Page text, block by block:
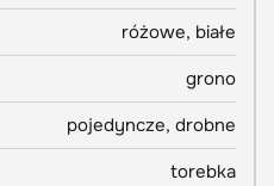
różowe, białe
grono
pojedyncze, drobne
torebka